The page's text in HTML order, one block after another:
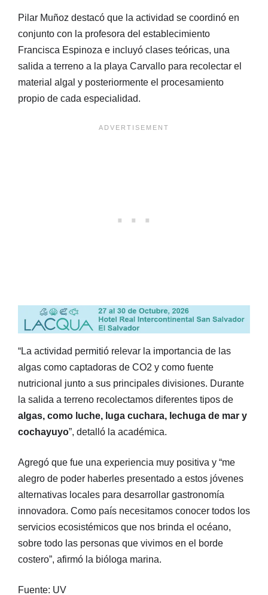
Pilar Muñoz destacó que la actividad se coordinó en
conjunto con la profesora del establecimiento
Francisca Espinoza e incluyó clases teóricas, una
salida a terreno a la playa Carvallo para recolectar el
material algal y posteriormente el procesamiento
propio de cada especialidad.
“La actividad permitió relevar la importancia de las
algas como captadoras de CO2 y como fuente
nutricional junto a sus principales divisiones. Durante
la salida a terreno recolectamos diferentes tipos de
algas, como luche, luga cuchara, lechuga de mar y
cochayuyo”, detalló la académica.
Agregó que fue una experiencia muy positiva y “me
alegro de poder haberles presentado a estos jóvenes
alternativas locales para desarrollar gastronomía
innovadora. Como país necesitamos conocer todos los
servicios ecosistémicos que nos brinda el océano,
sobre todo las personas que vivimos en el borde
costero”, afirmó la bióloga marina.
Fuente: UV